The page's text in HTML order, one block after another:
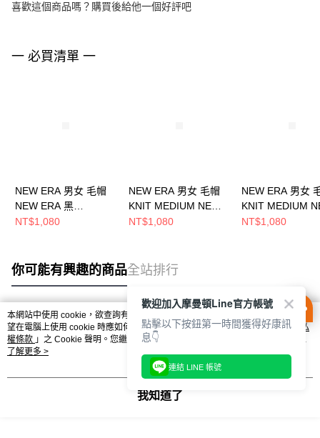
喜歡這個商品嗎？購買後給他一個好評吧
一 必買清單 一
NEW ERA 男女 毛帽
NEW ERA 黑
NE70534802
NT$1,080
NEW ERA 男女 毛帽
KNIT MEDIUM NEW
ERA NEW ERA 雪松棕
NT$1,080
NEW ERA 男女
KNIT MEDIUM
ERA NEW ERA
NT$1,080
你可能有興趣的商品全站排行
熱門標籤
本網站中使用 cookie，欲查詢有關本網站使用 cookie 方式之詳情，及若您不希
望在電腦上使用 cookie 時應如何變更電腦的 cookie 設定，請參閱本網站「
隱私
權條款 」之 Cookie 聲明。您繼續使用本網站即表示您同意本公司得按本網站使
用條款之 Cookie 聲明使用 cookie。
了解更多 >
我知道了
歡迎加入摩曼頓Line官方帳號
點擊以下按鈕第一時間獲得好康訊
息👇
連結 LINE 帳號